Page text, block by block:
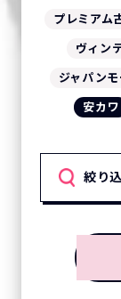
プレミアム
ヴィン
ジャパン
安カワ
絞り